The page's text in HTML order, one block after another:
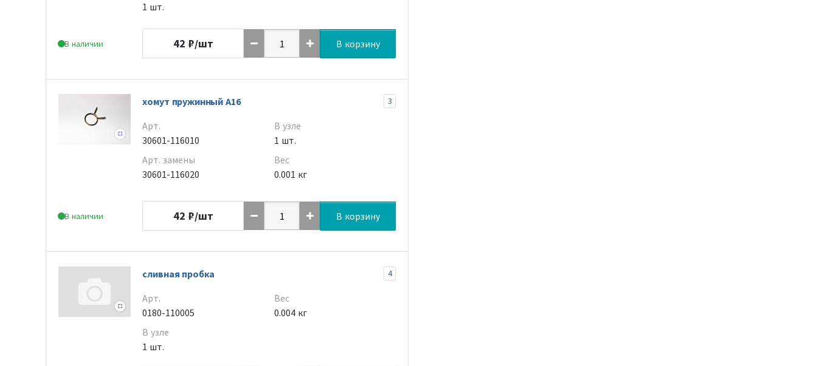
В наличии
1 шт.
42 ₽/шт В корзину
В наличии
хомут пружинный А16 3
Арт.
30601-116010
Арт. замены
30601-116020
В узле
1 шт.
Вес
0.001 кг
42 ₽/шт В корзину
сливная пробка 4
Арт.
0180-110005
В узле
1 шт.
Вес
0.004 кг